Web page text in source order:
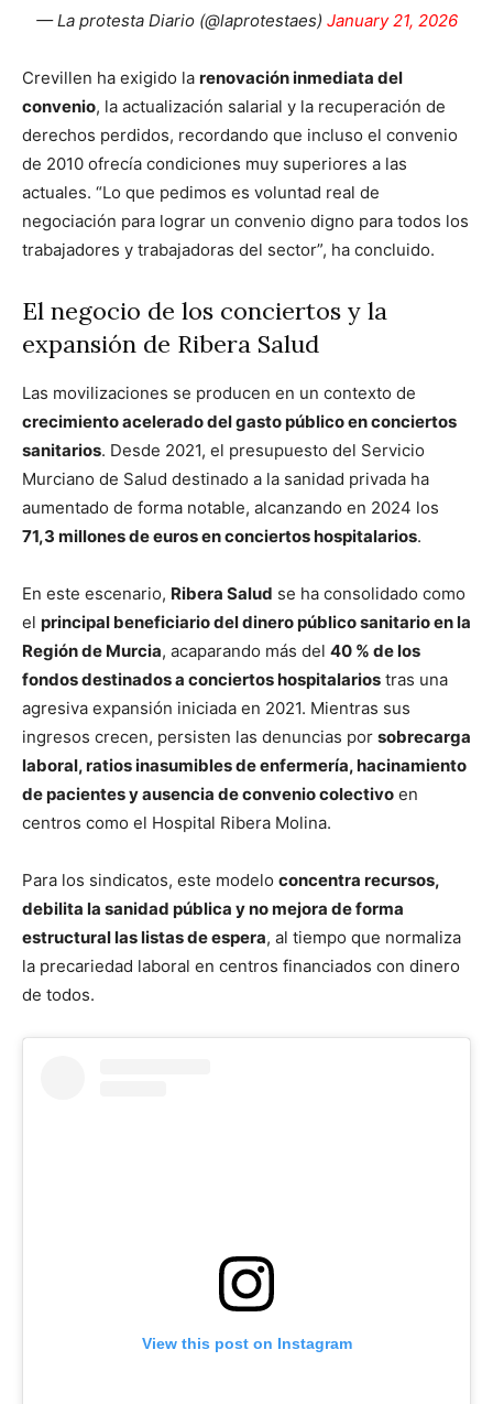
— La protesta Diario (@laprotestaes) January 21, 2026
Crevillen ha exigido la renovación inmediata del
convenio, la actualización salarial y la recuperación de
derechos perdidos, recordando que incluso el convenio
de 2010 ofrecía condiciones muy superiores a las
actuales. “Lo que pedimos es voluntad real de
negociación para lograr un convenio digno para todos los
trabajadores y trabajadoras del sector”, ha concluido.
El negocio de los conciertos y la
expansión de Ribera Salud
Las movilizaciones se producen en un contexto de
crecimiento acelerado del gasto público en conciertos
sanitarios. Desde 2021, el presupuesto del Servicio
Murciano de Salud destinado a la sanidad privada ha
aumentado de forma notable, alcanzando en 2024 los
71,3 millones de euros en conciertos hospitalarios.
En este escenario, Ribera Salud se ha consolidado como
el principal beneficiario del dinero público sanitario en la
Región de Murcia, acaparando más del 40 % de los
fondos destinados a conciertos hospitalarios tras una
agresiva expansión iniciada en 2021. Mientras sus
ingresos crecen, persisten las denuncias por sobrecarga
laboral, ratios inasumibles de enfermería, hacinamiento
de pacientes y ausencia de convenio colectivo en
centros como el Hospital Ribera Molina.
Para los sindicatos, este modelo concentra recursos,
debilita la sanidad pública y no mejora de forma
estructural las listas de espera, al tiempo que normaliza
la precariedad laboral en centros financiados con dinero
de todos.
View this post on Instagram